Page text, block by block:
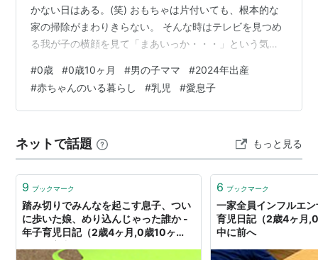
かない日はある。(笑) おもちゃは片付いても、根本的な
家の掃除がまわりきらない。 そんな時はテレビを見つめ
る我が子の横顔を見て「まあいっか・・・」という気持
さて、明日また頑張ろう(^^) Joyreal モンテッソーリ ビ
ジーボード 知育玩具 1 2 3歳誕生日プレゼント男の子 女
の子 知育玩具 LED おもちゃ 指先知育 早期開発
めてのスイスイおえかき 1歳以上パ…
#0歳 #0歳10ヶ月 #男の子ママ #2024年出産
#赤ちゃんのいる暮らし #乳児 #愛息子
ネットで話題 もっと見る
9 ブックマーク
踏み切りでみんなを起こす息子、つい
に歩いた娘、めり込んじゃった誰か -
年子育児日記（2歳4ヶ月,0歳10ヶ
6 ブックマーク
一家全員インフルエ
育児日記（2歳4ヶ月
中に前へ